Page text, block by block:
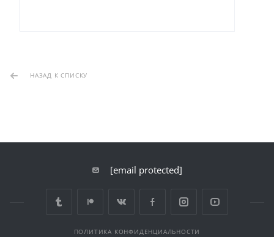
НАЗАД К СПИСКУ
[email protected]
ПОЛИТИКА КОНФИДЕНЦИАЛЬНОСТИ